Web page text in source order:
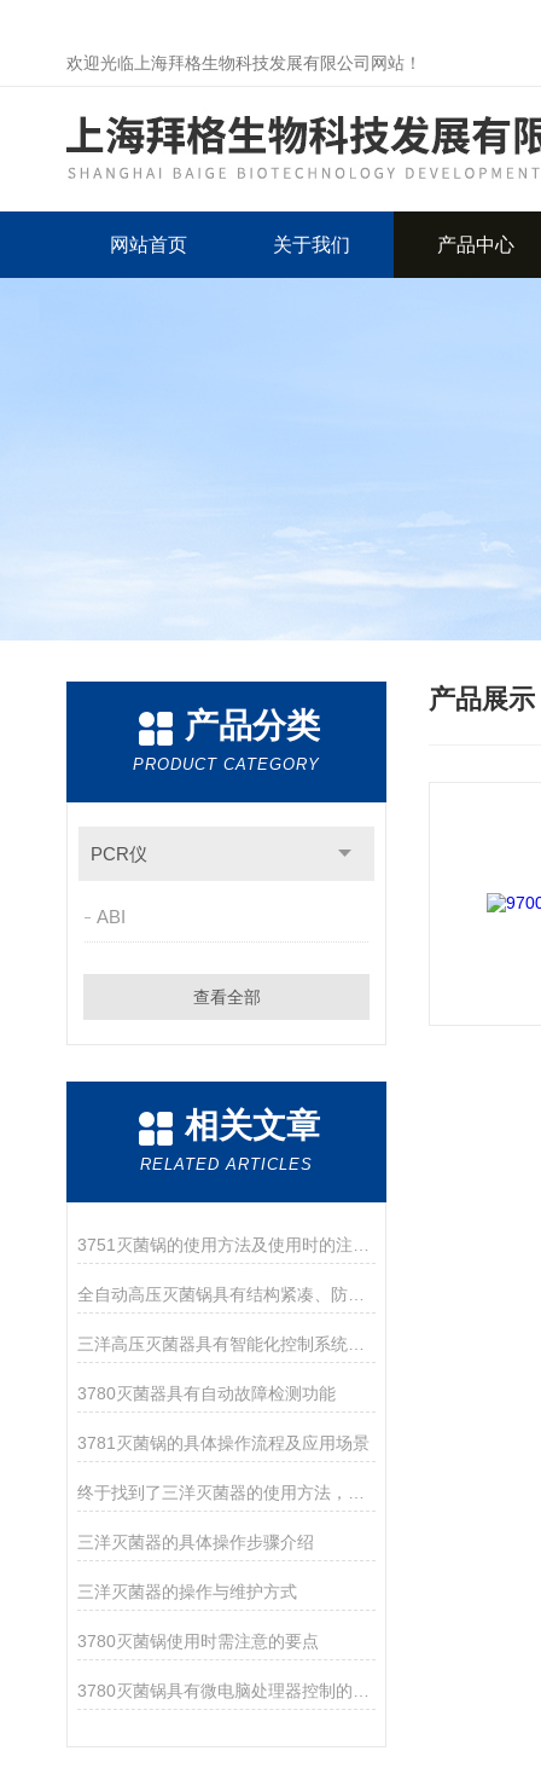
欢迎光临上海拜格生物科技发展有限公司网站！
网站首页 关于我们 产品中心
产品分类
PRODUCT CATEGORY
PCR仪
ABI
查看全部
相关文章
RELATED ARTICLES
全自动高压灭菌锅具有结构紧凑、防腐耐蚀的特点
3780灭菌器具有自动故障检测功能
3781灭菌锅的具体操作流程及应用场景
三洋灭菌器的具体操作步骤介绍
三洋灭菌器的操作与维护方式
3780灭菌锅使用时需注意的要点
产品展示